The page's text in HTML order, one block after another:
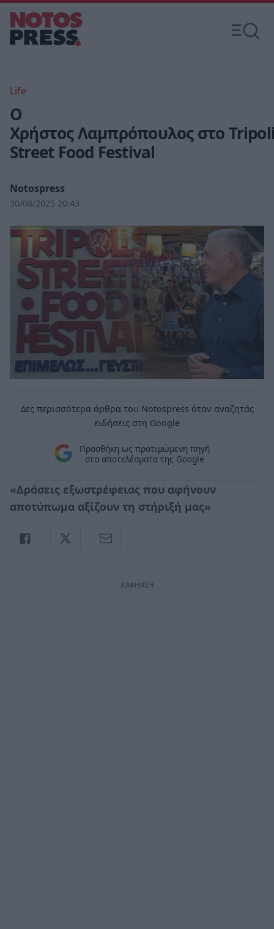
Life
Ο
Χρήστος Λαμπρόπουλος στο
Street Food Festival
Notospress
30/08/2025 20:43
Δες περισσότερα άρθρα του Notospress όταν αναζητάς
ειδήσεις στη Google
Προσθήκη ως προτιμώμενη πηγή
στα αποτελέσματα της Google
«Δράσεις εξωστρέφειας που αφήνουν
αποτύπωμα αξίζουν τη στήριξή μας»